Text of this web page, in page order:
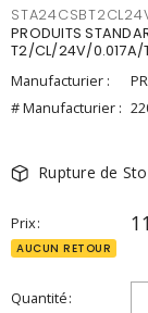
PRODUITS
T2/CL/24V/0.017A/
Manufacturier :
# Manufacturier :
Rupture de
Prix
AUCUN RETOUR
Quantité